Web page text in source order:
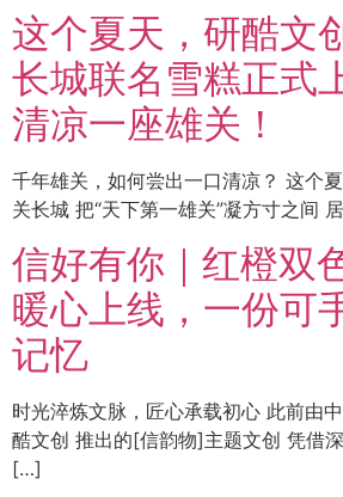
这个夏天，研酷文
长城联名雪糕正式
清凉一座雄关！
千年雄关，如何尝出一口清凉？ 这个
关长城 把“天下第一雄关”凝方寸之间
信好有你｜红橙双
暖心上线，一份可
记忆
时光淬炼文脉，匠心承载初心 此前由
酷文创 推出的[信韵物]主题文创 凭借
[…]